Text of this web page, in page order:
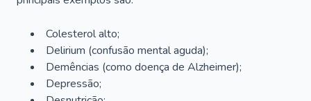
Colesterol alto;
Delirium (confusão mental aguda);
Demências (como doença de Alzheimer);
Depressão;